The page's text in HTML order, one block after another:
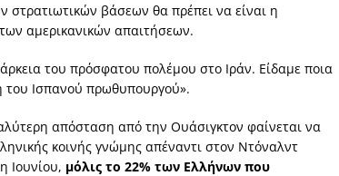
στρατιωτικών βάσεων θα πρέπει να είναι η
αμερικανικών απαιτήσεων.
του πρόσφατου πολέμου στο Ιράν. Είδαμε ποια
του Ισπανού πρωθυπουργού».
απόσταση από την Ουάσιγκτον φαίνεται να
κοινής γνώμης απέναντι στον Ντόναλντ
Ιουνίου, μόλις το 22% των Ελλήνων που